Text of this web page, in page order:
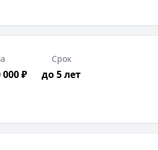
000 ₽
Срок
до 5 лет